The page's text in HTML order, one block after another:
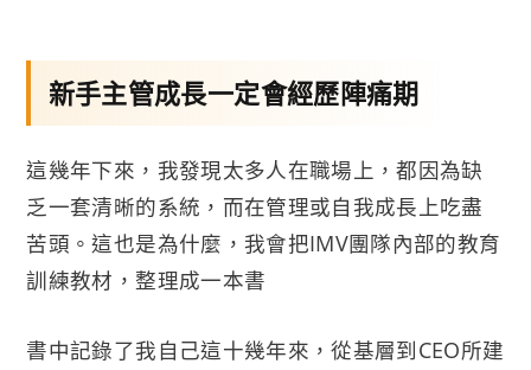
新手主管成長一定會經歷陣痛期
這幾年下來，我發現太多人在職場上，都因為缺
乏一套清晰的系統，而在管理或自我成長上吃盡
苦頭。這也是為什麼，我會把IMV團隊內部的教育
訓練教材，整理成一本書
書中記錄了我自己這十幾年來，從基層到CEO所建